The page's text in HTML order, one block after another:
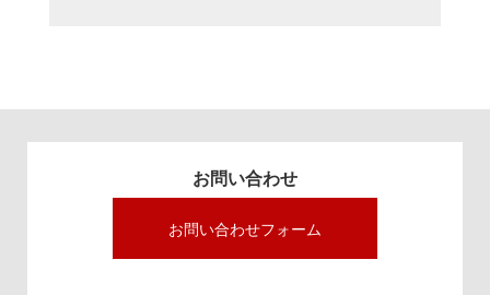
お問い合わせ
お問い合わせフォーム